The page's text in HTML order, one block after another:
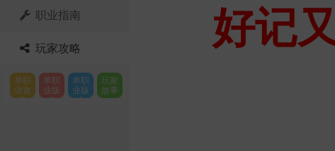
职业指南
玩家攻略
单职
业攻
略
单职
业版
本
单职
业版
本
玩家
故事